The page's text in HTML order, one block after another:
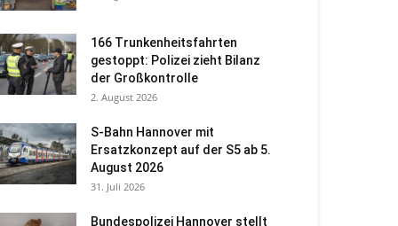
166 Trunkenheitsfahrten
gestoppt: Polizei zieht Bilanz
der Großkontrolle
2. August 2026
S-Bahn Hannover mit
Ersatzkonzept auf der S5 ab 5.
August 2026
31. Juli 2026
Bundespolizei Hannover stellt